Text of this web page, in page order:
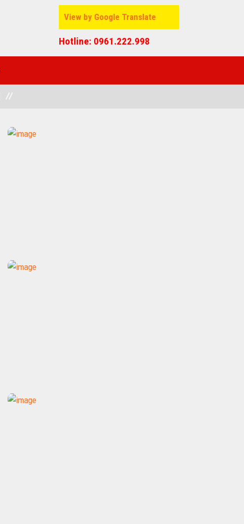
View by Google Translate
Hotline: 0961.222.998